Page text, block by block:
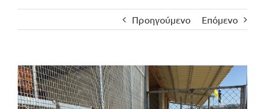
Προηγούμενο Επόμενο
Προβολή
μεγαλύτερης
εικόνας